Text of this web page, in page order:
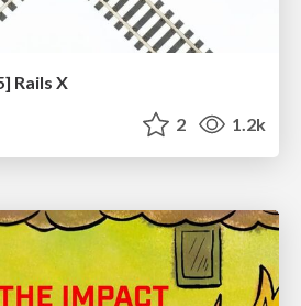
Rails X
2 1.2k